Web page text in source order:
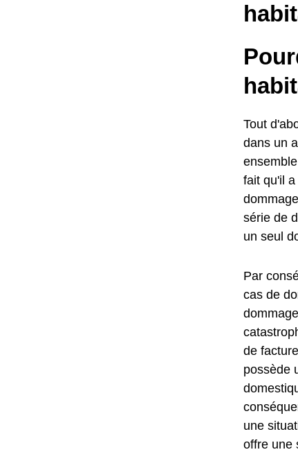
Tout
dans un
fait qu'il
série de
un seul
Par
cas de
de
possède
une
offre une